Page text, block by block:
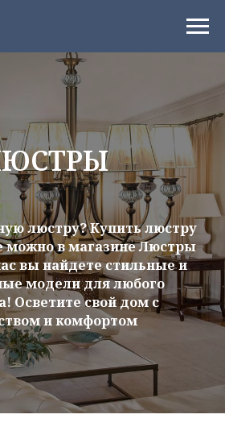
люстру? Купить люстру
можно в магазине Люстры
вы найдете стильные и
модели для любого
Осветите свой дом с
и комфортом